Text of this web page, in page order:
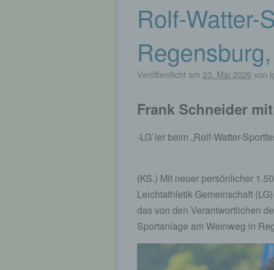
Beitragsnavigation
Rolf-Watter-
Veröffentlicht am 23. Mai 2026 von
Frank Schneider
-LG`ler beim „Rolf-Watter-
(KS.) Mit neuer persönlicher
Leichtathletik Gemeinschaft
das von den Verantwortlichen
Sportanlage am Weinweg in